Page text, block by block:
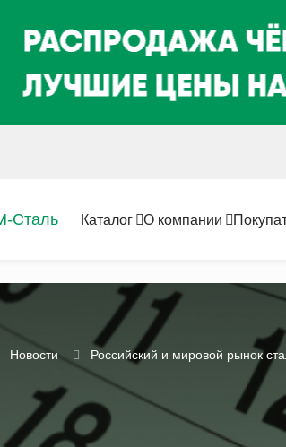
Каталог О компании
Новости Российский и мировой рынок